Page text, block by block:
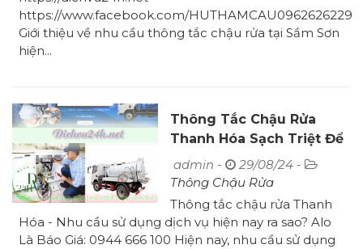
https://www.facebook.com/HUTHAMCAU0962626229
Giới thiệu về nhu cầu thông tắc chậu rửa tại Sầm Sơn
hiện...
Thông Tắc Chậu Rửa
Thanh Hóa Sạch Triệt Để
Giá Chỉ 90k
admin -
29/08/24 -
Thông Chậu Rửa
Thông tắc chậu rửa Thanh
Hóa - Nhu cầu sử dụng dịch vụ hiện nay ra sao? Alo
Là Báo Giá: 0944 666 100 Hiện nay, nhu cầu sử dụng